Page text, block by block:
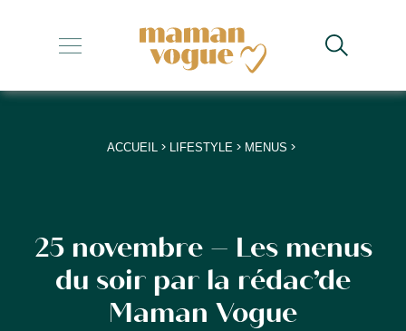
+
+
+
+
ACCUEIL > LIFESTYLE > MENUS >
25 novembre – Les menus
du soir par la rédac’de
Maman Vogue